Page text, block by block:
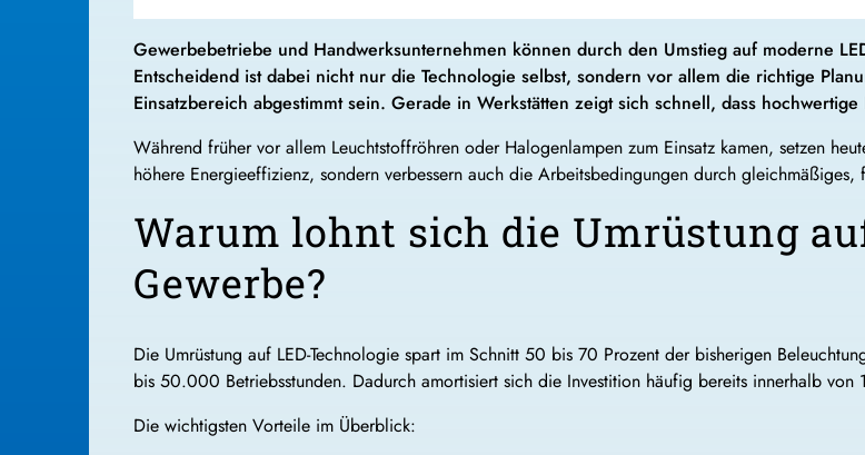
Gewerbebetriebe und Handwerksunternehmen können durch den Umstieg auf moderne
Entscheidend ist dabei nicht nur die Technologie selbst, sondern vor allem die richtige
Einsatzbereich abgestimmt sein. Gerade in Werkstätten zeigt sich schnell, dass
Während früher vor allem Leuchtstoffröhren oder Halogenlampen zum Einsatz kamen, setzen
höhere Energieeffizienz, sondern verbessern auch die Arbeitsbedingungen durch gleichmäßiges,
Warum lohnt sich die Umrüstung
Gewerbe?
Die Umrüstung auf LED-Technologie spart im Schnitt 50 bis 70 Prozent der bisherigen
bis 50.000 Betriebsstunden. Dadurch amortisiert sich die Investition häufig bereits innerhalb von
Die wichtigsten Vorteile im Überblick: